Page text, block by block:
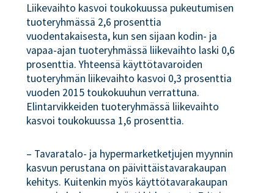
Liikevaihto kasvoi toukokuussa pukeutumisen
tuoteryhmässä 2,6 prosenttia
vuodentakaisesta, kun sen sijaan kodin- ja
vapaa-ajan tuoteryhmässä liikevaihto laski 0,6
prosenttia. Yhteensä käyttötavaroiden
tuoteryhmän liikevaihto kasvoi 0,3 prosenttia
vuoden 2015 toukokuuhun verrattuna.
Elintarvikkeiden tuoteryhmässä liikevaihto
kasvoi toukokuussa 1,6 prosenttia.
– Tavaratalo- ja hypermarketketjujen myynnin
kasvun perustana on päivittäistavarakaupan
kehitys. Kuitenkin myös käyttötavarakaupan